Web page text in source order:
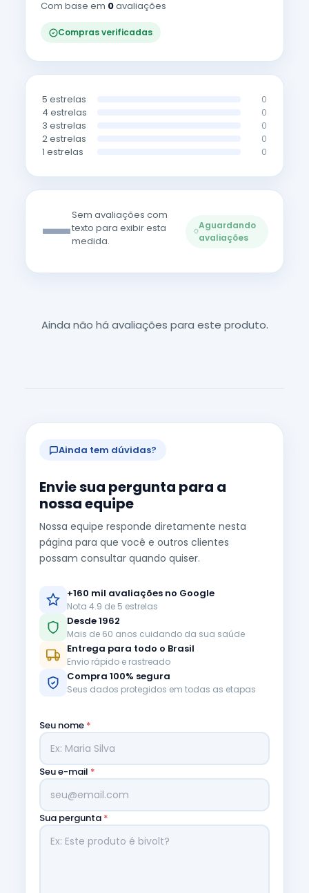
Com base em 0avaliações
Compras verificadas
5 estrelas 0
4 estrelas 0
3 estrelas 0
2 estrelas 0
1 estrelas 0
—Sem avaliações com
texto para exibir esta
medida.
Aguardando
avaliações
Ainda não há avaliações para este produto.
Ainda tem dúvidas?
Envie sua pergunta para a
nossa equipe
Nossa equipe responde diretamente nesta
página para que você e outros clientes
possam consultar quando quiser.
+160 mil avaliações no Google
Nota 4.9 de 5 estrelas
Desde 1962
Mais de 60 anos cuidando da sua saúde
Entrega para todo o Brasil
Envio rápido e rastreado
Compra 100% segura
Seus dados protegidos em todas as etapas
Seu nome *
Seu e-mail *
Sua pergunta *